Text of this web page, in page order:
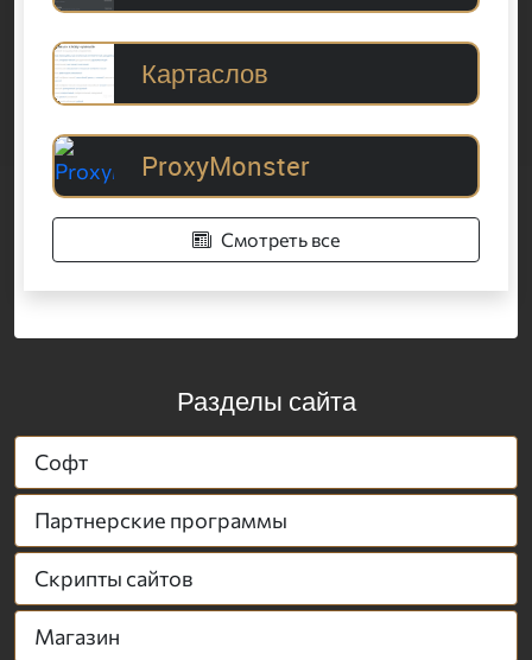
Картаслов
ProxyMonster
Смотреть все
Разделы сайта
Софт
Партнерские программы
Скрипты сайтов
Магазин